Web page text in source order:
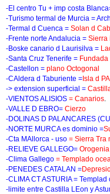
-El centro Tu + imp costa
-Turismo termal de Murcia =
-Termal d Cuenca = Solan d
-Frente norte Andalucia = Sierra
-Boske canario d Laurisilva =
-Santa Cruz Tenerife = Fundada
-Castellon = plano Octogonal
-CAldera d Taburiente = Isla d
-> extension superficial =
-VIENTOS ALISIOS = Canarios.
-VALLE D EBRO= Cierzo
-DOLINAS D PALANCARES
-NORTE MURCA es dominio =
-Cta MAllorca - uso = Sierra Tra
-RELIEVE GALLEGO=
-Clima Gallego = Templado
-PENEDES CATALAN =
-CLIMA CT ASTURIA = Templad
-limite entre Castilla LEon y